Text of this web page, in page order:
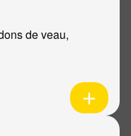
de veau,